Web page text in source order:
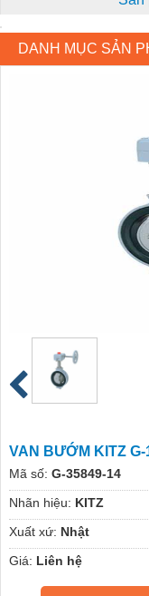
DANH MỤC SẢN
VAN BƯỚM KITZ
Mã số: G-35849-14
Nhãn hiệu: KITZ
Xuất xứ: Nhật
Giá: Liên hệ